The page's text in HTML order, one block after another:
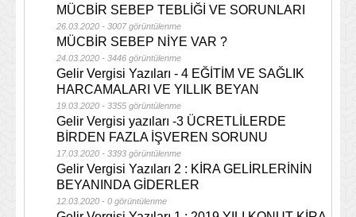
MÜCBİR SEBEP TEBLİĞİ VE SORUNLARI
26.03.2020 - 3007 görüntülenme
MÜCBİR SEBEP NİYE VAR ?
24.03.2020 - 3446 görüntülenme
Gelir Vergisi Yazıları - 4 EĞİTİM VE SAĞLIK
HARCAMALARI VE YILLIK BEYAN
19.03.2020 - 3355 görüntülenme
Gelir Vergisi yazıları -3 ÜCRETLİLERDE
BİRDEN FAZLA İŞVEREN SORUNU
17.03.2020 - 3393 görüntülenme
Gelir Vergisi Yazıları 2 : KİRA GELİRLERİNİN
BEYANINDA GİDERLER
12.03.2020 - 0 görüntülenme